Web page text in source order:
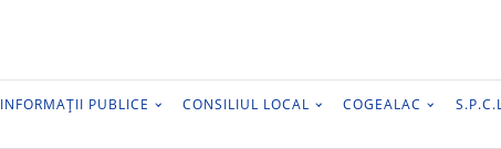
INFORMAȚII PUBLICE CONSILIUL LOCAL COGEALAC